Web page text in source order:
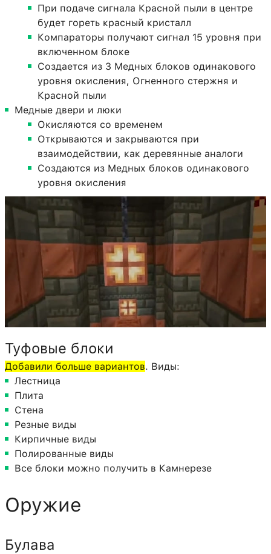
При подаче сигнала Красной пыли в центре
будет гореть красный кристалл
Компараторы получают сигнал 15 уровня при
включенном блоке
Создается из 3 Медных блоков одинакового
уровня окисления, Огненного стержня и
Красной пыли
Медные двери и люки
Окисляются со временем
Открываются и закрываются при
взаимодействии, как деревянные аналоги
Создаются из Медных блоков одинакового
уровня окисления
Туфовые блоки
Добавили больше вариантов. Виды:
Лестница
Плита
Стена
Резные виды
Кирпичные виды
Полированные виды
Все блоки можно получить в Камнерезе
Оружие
Булава